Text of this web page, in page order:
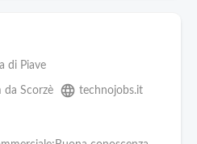
di Piave
da Scorzè language technojobs.it